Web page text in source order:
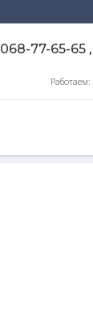
068-77-65-65 ,